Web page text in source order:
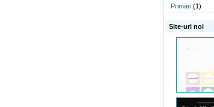
Primari (1)
Site-uri noi